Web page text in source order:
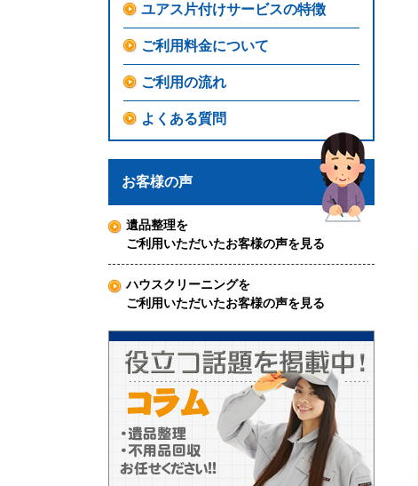
ユアス片付けサービスの特徴
ご利用料金について
ご利用の流れ
よくある質問
お客様の声
遺品整理を
ご利用いただいたお客様の声を見る
ハウスクリーニングを
ご利用いただいたお客様の声を見る